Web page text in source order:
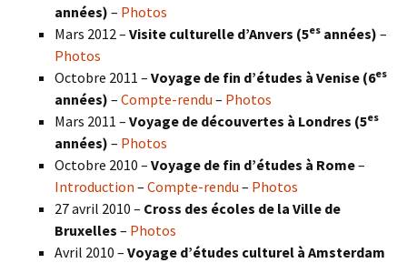
années) – Photos
Mars 2012 – Visite culturelle d’Anvers (5es années) –
Photos
Octobre 2011 – Voyage de fin d’études à Venise (6es
années) – Compte-rendu – Photos
Mars 2011 – Voyage de découvertes à Londres (5es
années) – Photos
Octobre 2010 – Voyage de fin d’études à Rome–
Introduction – Compte-rendu – Photos
27 avril 2010 – Cross des écoles de la Ville de
Bruxelles – Photos
Avril 2010 – Voyage d’études culturel à Amsterdam